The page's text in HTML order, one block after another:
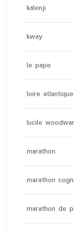
kalenji
kway
le pape
loire atlantique
lucile
marathon
marathon
marathon de